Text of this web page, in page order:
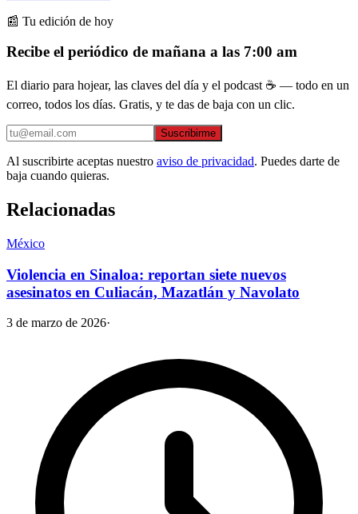
📰 Tu edición de hoy
Recibe el periódico de mañana a las 7:00 am
El diario para hojear, las claves del día y el podcast ☕ — todo en un
correo, todos los días. Gratis, y te das de baja con un clic.
Suscribirme
Al suscribirte aceptas nuestro aviso de privacidad. Puedes darte de
baja cuando quieras.
Relacionadas
México
Violencia en Sinaloa: reportan siete nuevos
asesinatos en Culiacán, Mazatlán y Navolato
3 de marzo de 2026·